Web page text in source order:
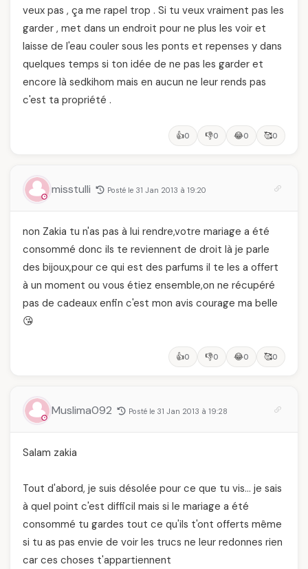
veux pas , ça me rapel trop . Si tu veux vraiment pas les
garder , met dans un endroit pour ne plus les voir et
laisse de l'eau couler sous les ponts et repenses y dans
quelques temps si ton idée de ne pas les garder et
encore là sedkihom mais en aucun ne leur rends pas
c'est ta propriété .
👍0 👎0 😂0 🥰0
misstulli Posté le 31 Jan 2013 à 19:20
non Zakia tu n'as pas à lui rendre,votre mariage a été
consommé donc ils te reviennent de droit là je parle
des bijoux,pour ce qui est des parfums il te les a offert
à un moment ou vous étiez ensemble,on ne récupéré
pas de cadeaux enfin c'est mon avis courage ma belle
😘
👍0 👎0 😂0 🥰0
Muslima092 Posté le 31 Jan 2013 à 19:28
Salam zakia
Tout d'abord, je suis désolée pour ce que tu vis… je sais
à quel point c'est difficil mais si le mariage a été
consommé tu gardes tout ce qu'ils t'ont offerts même
si tu as pas envie de voir les trucs ne leur redonnes rien
car ces choses t'appartiennent